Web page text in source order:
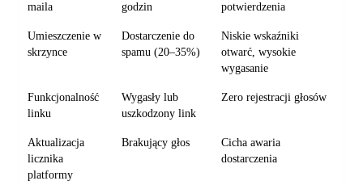
maila
godzin
potwierdzenia
Umieszczenie w
skrzynce
Dostarczenie do
spamu (20–35%)
Niskie wskaźniki
otwarć, wysokie
wygasanie
Funkcjonalność
linku
Wygasły lub
uszkodzony link
Zero rejestracji głosów
Aktualizacja
licznika
platformy
Brakujący głos
Cicha awaria
dostarczenia